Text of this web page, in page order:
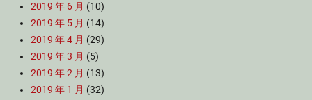
2019 年 6 月 (10)
2019 年 5 月 (14)
2019 年 4 月 (29)
2019 年 3 月 (5)
2019 年 2 月 (13)
2019 年 1 月 (32)